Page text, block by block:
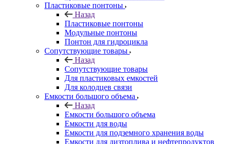
Пластиковые понтоны
Назад
Пластиковые понтоны
Модульные понтоны
Понтон для гидроцикла
Сопутствующие товары
Назад
Сопутствующие товары
Для пластиковых емкостей
Для колодцев связи
Емкости большого объема
Назад
Емкости большого объема
Емкости для воды
Емкости для подземного хранения воды
Емкости для дизтоплива и нефтепродуктов